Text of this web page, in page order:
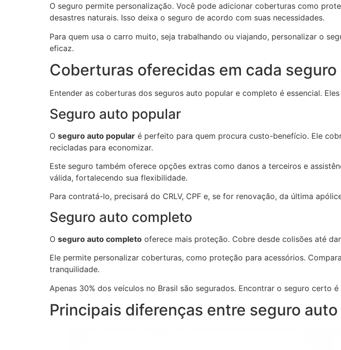
O seguro permite personalização. Você pode adicionar coberturas como
desastres naturais. Isso deixa o seguro de acordo com suas necessidades.
Para quem usa o carro muito, seja trabalhando ou viajando, personalizar o
eficaz.
Coberturas oferecidas em cada seguro
Entender as coberturas dos seguros auto popular e completo é essencial.
Seguro auto popular
O seguro auto popular é perfeito para quem procura custo-benefício. Ele
recicladas para economizar.
Este seguro também oferece opções extras como danos a terceiros e
válida, fortalecendo sua flexibilidade.
Para contratá-lo, precisará do CRLV, CPF e, se for renovação, da última
Seguro auto completo
O seguro auto completo oferece mais proteção. Cobre desde colisões até
Ele permite personalizar coberturas, como proteção para acessórios.
tranquilidade.
Apenas 30% dos veículos no Brasil são segurados. Encontrar o seguro certo
Principais diferenças entre seguro